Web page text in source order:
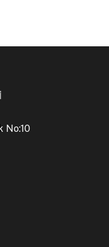
No:10